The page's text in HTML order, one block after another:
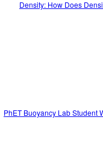
Density: How Does
PhET Buoyancy Lab Student